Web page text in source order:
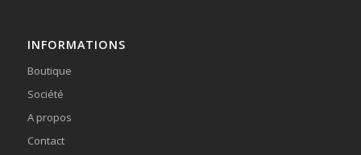
INFORMATIONS
Boutique
Société
A propos
Contact